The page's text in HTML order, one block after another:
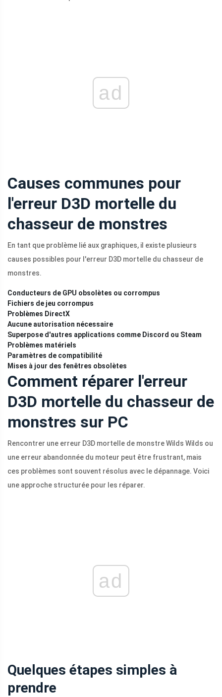
ad
Causes communes pour
l'erreur D3D mortelle du
chasseur de monstres
En tant que problème lié aux graphiques, il existe plusieurs
causes possibles pour l'erreur D3D mortelle du chasseur de
monstres.
Conducteurs de GPU obsolètes ou corrompus
Fichiers de jeu corrompus
Problèmes DirectX
Aucune autorisation nécessaire
Superpose d'autres applications comme Discord ou Steam
Problèmes matériels
Paramètres de compatibilité
Mises à jour des fenêtres obsolètes
Comment réparer l'erreur
D3D mortelle du chasseur de
monstres sur PC
Rencontrer une erreur D3D mortelle de monstre Wilds Wilds ou
une erreur abandonnée du moteur peut être frustrant, mais
ces problèmes sont souvent résolus avec le dépannage. Voici
une approche structurée pour les réparer.
ad
Quelques étapes simples à
prendre